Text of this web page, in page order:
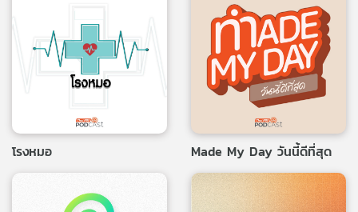
โรงหมอ Made My Day วันนี้ดีที่สุด